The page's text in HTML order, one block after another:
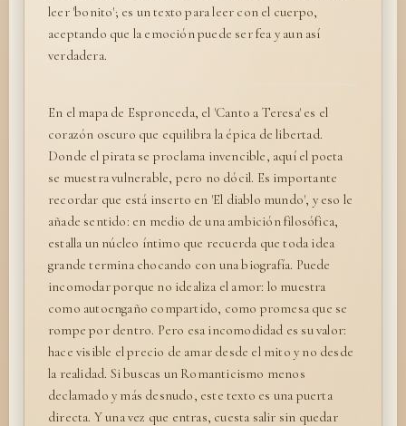
leer 'bonito'; es un texto para leer con el cuerpo,
aceptando que la emoción puede ser fea y aun así
verdadera.
En el mapa de Espronceda, el 'Canto a Teresa' es el
corazón oscuro que equilibra la épica de libertad.
Donde el pirata se proclama invencible, aquí el poeta
se muestra vulnerable, pero no dócil. Es importante
recordar que está inserto en 'El diablo mundo', y eso le
añade sentido: en medio de una ambición filosófica,
estalla un núcleo íntimo que recuerda que toda idea
grande termina chocando con una biografía. Puede
incomodar porque no idealiza el amor: lo muestra
como autoengaño compartido, como promesa que se
rompe por dentro. Pero esa incomodidad es su valor:
hace visible el precio de amar desde el mito y no desde
la realidad. Si buscas un Romanticismo menos
declamado y más desnudo, este texto es una puerta
directa. Y una vez que entras, cuesta salir sin quedar